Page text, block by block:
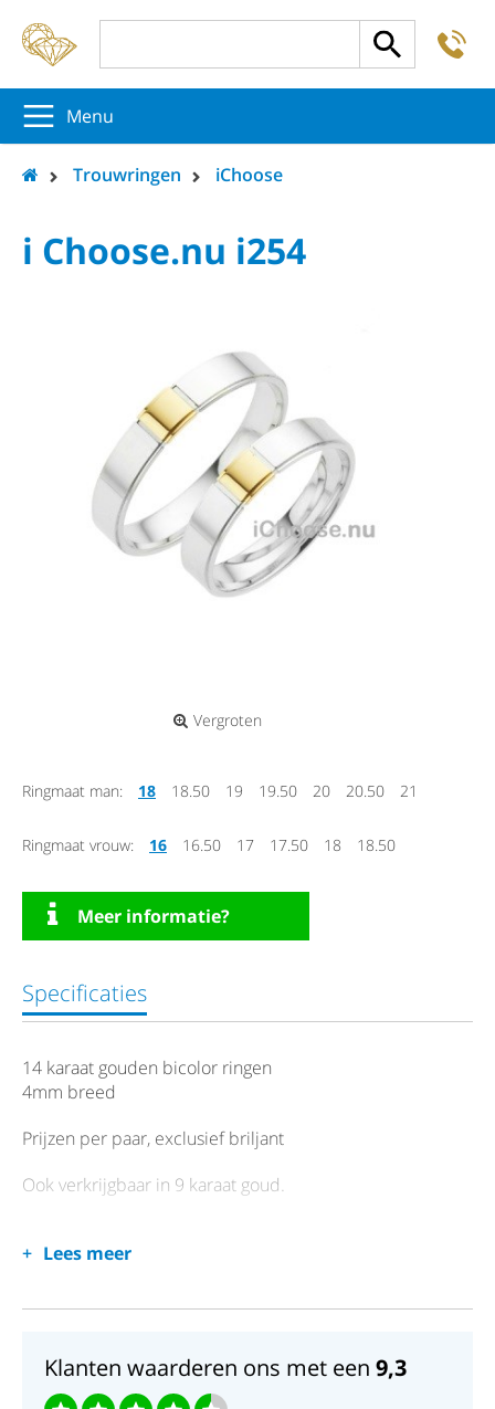
Menu
Trouwringen iChoose
i Choose.nu i254
Vergroten
Ringmaat man: 18 18.50 19 19.50 20 20.50 21
Ringmaat vrouw: 16 16.50 17 17.50 18 18.50
Meer informatie?
Specificaties
14 karaat gouden bicolor ringen
4mm breed
Prijzen per paar, exclusief briljant
Ook verkrijgbaar in 9 karaat goud.
Lees meer
Klanten waarderen ons met een 9,3